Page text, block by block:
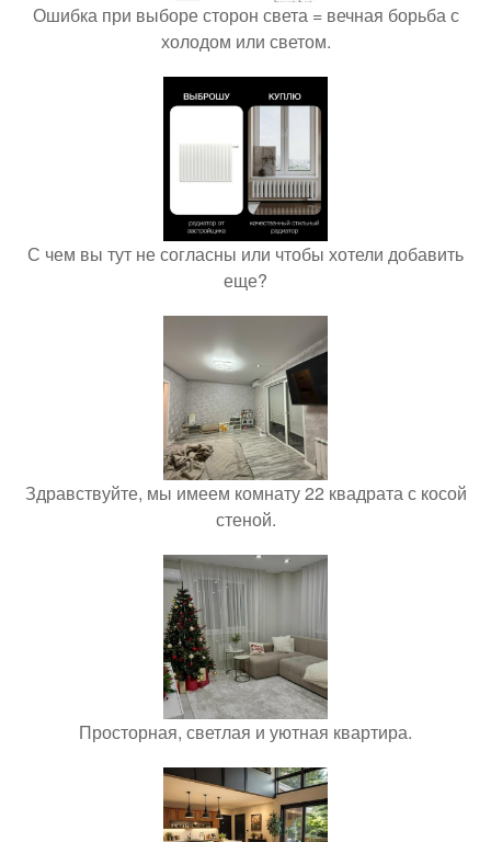
Ошибка при выборе сторон света = вечная борьба с
холодом или светом.
С чем вы тут не согласны или чтобы хотели добавить
еще?
Здравствуйте, мы имеем комнату 22 квадрата с косой
стеной.
Просторная, светлая и уютная квартира.